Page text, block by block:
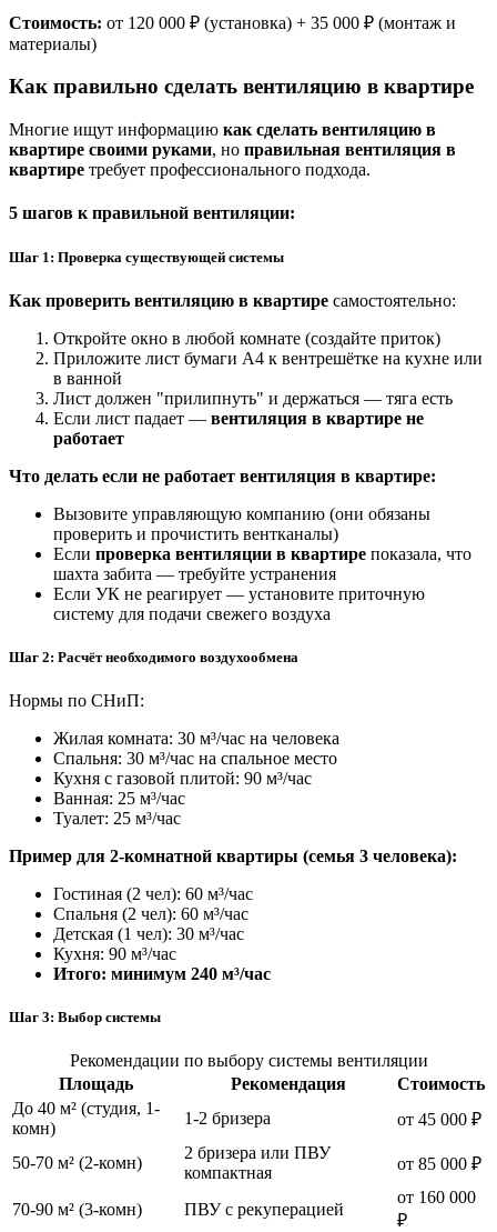
Стоимость: от 120 000 ₽ (установка) + 35 000 ₽ (монтаж и
материалы)
Как правильно сделать вентиляцию в квартире
Многие ищут информацию как сделать вентиляцию в
квартире своими руками, но правильная вентиляция в
квартире требует профессионального подхода.
5 шагов к правильной вентиляции:
Шаг 1: Проверка существующей системы
Как проверить вентиляцию в квартире самостоятельно:
Откройте окно в любой комнате (создайте приток)
Приложите лист бумаги А4 к вентрешётке на кухне или
в ванной
Лист должен "прилипнуть" и держаться — тяга есть
Если лист падает — вентиляция в квартире не
работает
Что делать если не работает вентиляция в квартире:
Вызовите управляющую компанию (они обязаны
проверить и прочистить вентканалы)
Если проверка вентиляции в квартире показала, что
шахта забита — требуйте устранения
Если УК не реагирует — установите приточную
систему для подачи свежего воздуха
Шаг 2: Расчёт необходимого воздухообмена
Нормы по СНиП:
Жилая комната: 30 м³/час на человека
Спальня: 30 м³/час на спальное место
Кухня с газовой плитой: 90 м³/час
Ванная: 25 м³/час
Туалет: 25 м³/час
Пример для 2-комнатной квартиры (семья 3 человека):
Гостиная (2 чел): 60 м³/час
Спальня (2 чел): 60 м³/час
Детская (1 чел): 30 м³/час
Кухня: 90 м³/час
Итого: минимум 240 м³/час
Шаг 3: Выбор системы
Рекомендации по выбору системы вентиляции
Площадь
Рекомендация
Стоимость
До 40 м² (студия, 1-
комн)
1-2 бризера от 45 000 ₽
50-70 м² (2-комн)
2 бризера или ПВУ
компактная
от 85 000 ₽
70-90 м² (3-комн) ПВУ с рекуперацией
от 160 000
₽